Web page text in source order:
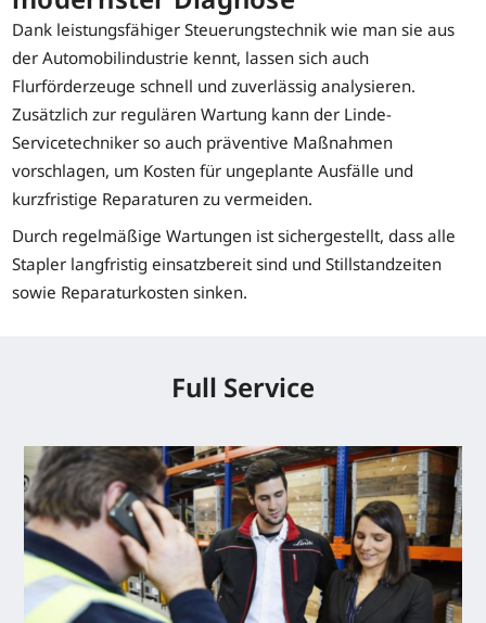
Dank leistungsfähiger Steuerungstechnik wie man sie aus
der Automobilindustrie kennt, lassen sich auch
Flurförderzeuge schnell und zuverlässig analysieren.
Zusätzlich zur regulären Wartung kann der Linde-
Servicetechniker so auch präventive Maßnahmen
vorschlagen, um Kosten für ungeplante Ausfälle und
kurzfristige Reparaturen zu vermeiden.
Durch regelmäßige Wartungen ist sichergestellt, dass alle
Stapler langfristig einsatzbereit sind und Stillstandzeiten
sowie Reparaturkosten sinken.
Full Service